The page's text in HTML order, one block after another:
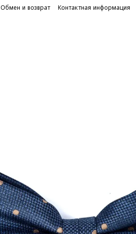
Обмен и возврат Контактная информация